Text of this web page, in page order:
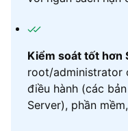
Kiểm soát tốt hơn
root/administrator
điều hành (các
Server), phần